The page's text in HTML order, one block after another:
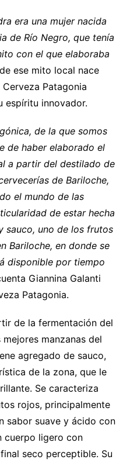
era una mujer nacida
de Río Negro, que tenía
con el que elaboraba
ese mito local nace
Patagonia
espíritu innovador.
de la que somos
de haber elaborado el
a partir del destilado de
de Bariloche,
el mundo de las
de estar hecha
sauco, uno de los frutos
Bariloche, en donde se
disponible por tiempo
Giannina Galanti
Patagonia.
de la fermentación del
manzanas del
agregado de sauco,
de la zona, que le
Se caracteriza
rojos, principalmente
sabor suave y ácido con
cuerpo ligero con
seco perceptible. Su